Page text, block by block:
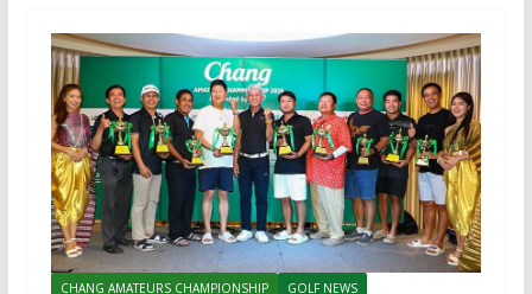
CHANG AMATEURS CHAMPIONSHIP GOLF NEWS